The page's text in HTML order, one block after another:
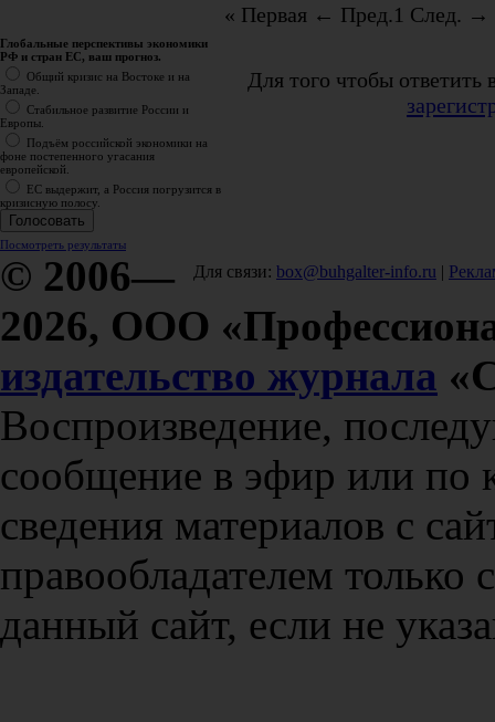
Глобальные перспективы экономики
РФ и стран ЕС, ваш прогноз.
Общий кризис на Востоке и на
Западе.
Стабильное развитие России и
Европы.
Подъём российской экономики на
фоне постепенного угасания
европейской.
ЕС выдержит, а Россия погрузится в
кризисную полосу.
Посмотреть результаты
« Первая ← Пред.1 След. →
Для того чтобы
Для связи: box@buhgalter-info.ru |
© 2006—
2026, ООО
издательство журнала
Воспроизведение,
сообщение в эфир или по
сведения материалов с
правообладателем только
данный сайт, если не